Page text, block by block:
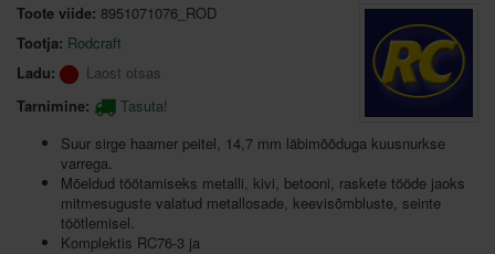
Toote viide: 8951071076_ROD
Tootja: Rodcraft
Ladu:
Laost otsas
Tarnimine:
Tasuta!
Suur sirge haamer peitel, 14,7 mm läbimõõduga kuusnurkse
varrega.
Mõeldud töötamiseks metalli, kivi, betooni, raskete tööde jaoks
mitmesuguste valatud metallosade, keevisõmbluste, seinte
töötlemisel.
Komplektis RC76-3 ja